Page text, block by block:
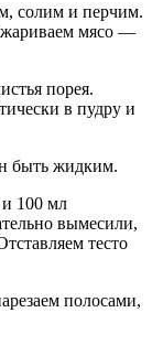
солим и перчим.
мясо —
порея.
в пудру и
быть жидким.
100 мл
вымесили,
тесто
полосами,